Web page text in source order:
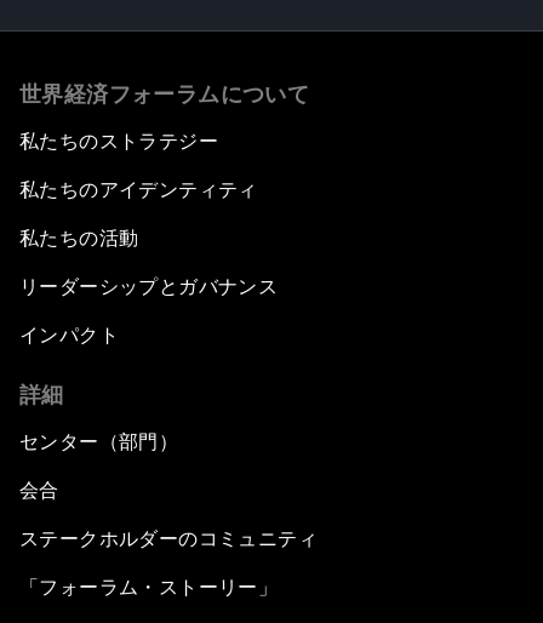
世界経済フォーラムについて
私たちのストラテジー
私たちのアイデンティティ
私たちの活動
リーダーシップとガバナンス
インパクト
詳細
センター（部門）
会合
ステークホルダーのコミュニティ
「フォーラム・ストーリー」